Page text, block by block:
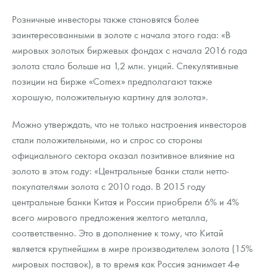
Розничные инвесторы также становятся более
заинтересованными в золоте с начала этого года: «В
мировых золотых биржевых фондах с начала 2016 года
золота стало больше на 1,2 млн. унций. Спекулятивные
позиции на бирже «Comex» предполагают также
хорошую, положительную картину для золота».
Можно утверждать, что не только настроения инвесторов
стали положительными, но и спрос со стороны
официального сектора оказал позитивное влияние на
золото в этом году: «Центральные банки стали нетто-
покупателями золота с 2010 года. В 2015 году
центральные банки Китая и России приобрели 6% и 4%
всего мирового предложения желтого металла,
соответственно. Это в дополнение к тому, что Китай
является крупнейшим в мире производителем золота (15%
мировых поставок), в то время как Россия занимает 4-е